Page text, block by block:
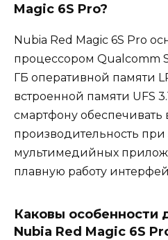
Magic 6S Pro?
Nubia Red Magic 6S Pro
процессором Qualcomm
ГБ оперативной памяти
встроенной памяти UFS
смартфону обеспечивать
производительность при
мультимедийных
плавную работу
Каковы особенности
Nubia Red Magic 6S